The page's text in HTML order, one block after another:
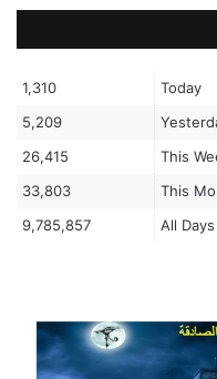
Today
1,310
5,209
This
26,415
This
33,803
All Days
9,785,857